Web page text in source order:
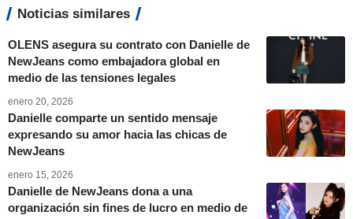
Noticias similares
OLENS asegura su contrato con Danielle de
NewJeans como embajadora global en
medio de las tensiones legales
enero 20, 2026
Danielle comparte un sentido mensaje
expresando su amor hacia las chicas de
NewJeans
enero 15, 2026
Danielle de NewJeans dona a una
organización sin fines de lucro en medio de